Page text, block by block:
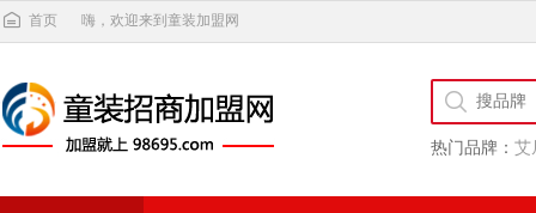
首页 嗨，欢迎来到童装加盟网
热门品牌： 艾